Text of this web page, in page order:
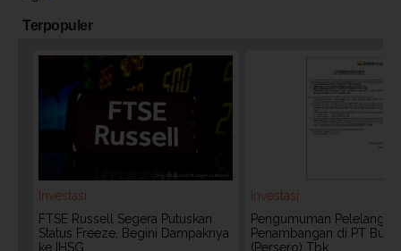
Terpopuler
Investasi
FTSE Russell Segera Putuskan
Status Freeze, Begini Dampaknya
ke IHSG
Investasi
Pengumuman Pelelangan
Penambangan di PT Bukit
(Persero) Tbk